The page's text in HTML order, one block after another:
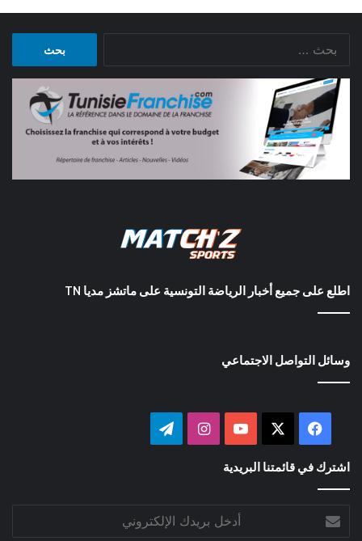
اطلع على جميع أخبار الرياضة التونسية على ماتشز مديا TN
وسائل التواصل الاجتماعي
فيسبوك ‫YouTubeانستقرام
اشترك في قائمتنا البريدية
بريدك